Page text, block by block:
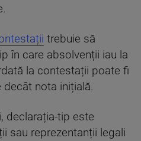
trebuie să
în care absolvenții iau la
la contestații poate fi
nota inițială.
declarația-tip este
sau reprezentanții legali